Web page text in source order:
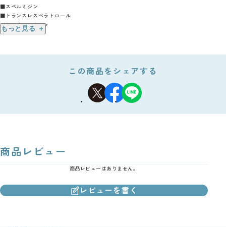
■スペルミジン
■トランスレスベラトロール
＜セノリティクス＞
■ケルセチン
1日1袋（6粒）を目安に、そのまま水などとともにお召し上がりください。
もっと見る ＋
この商品をシェアする
商品レビュー
商品レビューはありません。
レビューを書く